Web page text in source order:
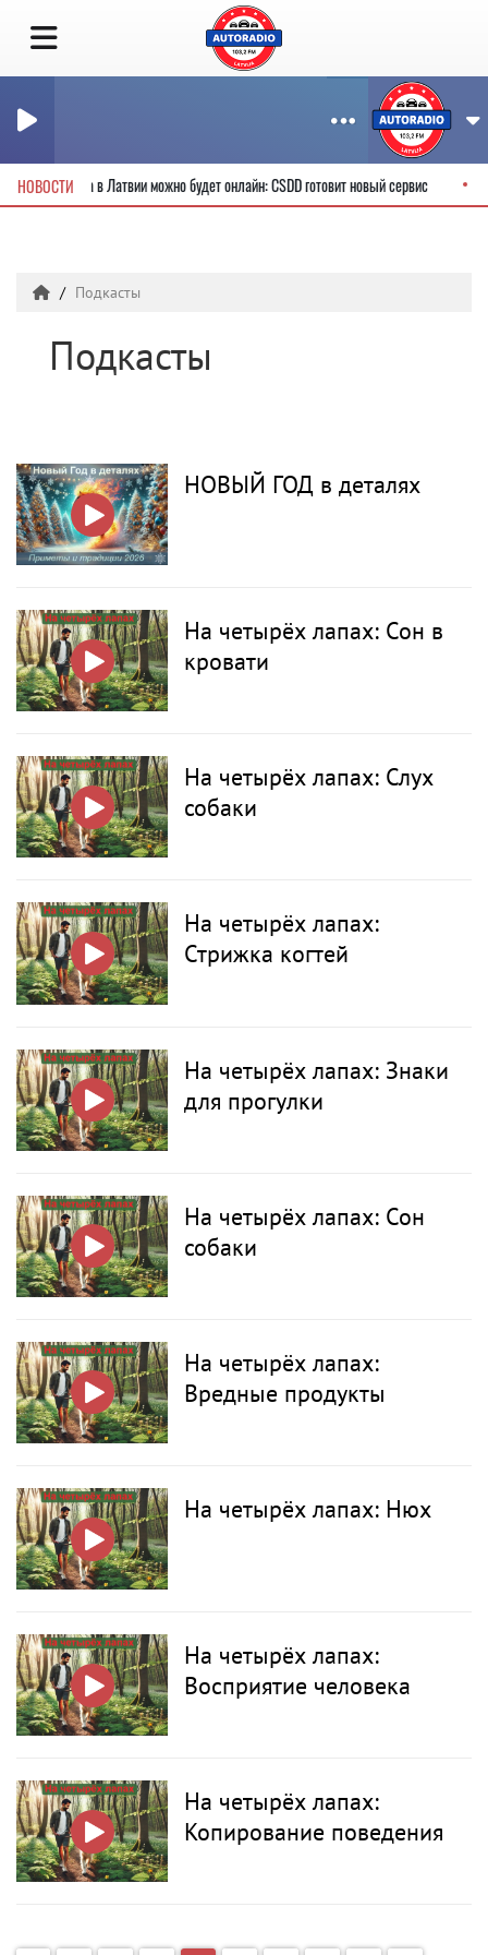
НОВОСТИправа в Латвии можно будет онлайн: CSDD готовит новый сервис
Подкасты
Подкасты
НОВЫЙ ГОД в деталях
На четырёх лапах: Сон в
кровати
На четырёх лапах: Слух
собаки
На четырёх лапах:
Стрижка когтей
На четырёх лапах: Знаки
для прогулки
На четырёх лапах: Сон
собаки
На четырёх лапах:
Вредные продукты
На четырёх лапах: Нюх
На четырёх лапах:
Восприятие человека
На четырёх лапах:
Копирование поведения